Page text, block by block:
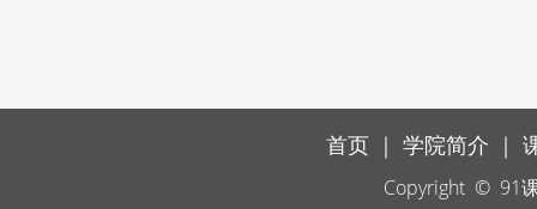
首页 ｜ 学院简介 ｜
Copyright © 91